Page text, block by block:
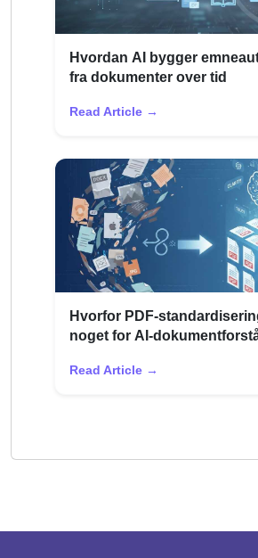
Hvordan AI bygger
fra dokumenter over tid
Read Article →
Hvorfor PDF-
noget for AI-
Read Article →